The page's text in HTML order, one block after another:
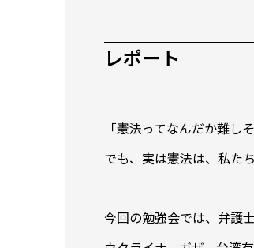
レポート
「憲法ってなんだか難し
でも、実は憲法は、私た
今回の勉強会では、弁護